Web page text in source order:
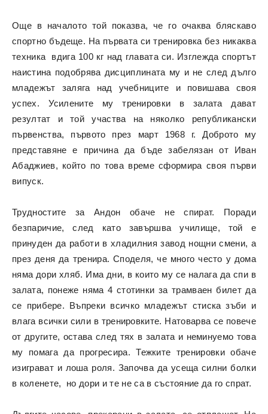
Още в началото той показва, че го очаква бляскаво
спортно бъдеще. На първата си тренировка без никаква
техника вдига 100 кг над главата си. Изглежда спортът
наистина подобрява дисциплината му и не след дълго
младежът заляга над учебниците и повишава своя
успех. Усилените му тренировки в залата дават
резултат и той участва на няколко републикански
първенства, първото през март 1968 г. Доброто му
представяне е причина да бъде забелязан от Иван
Абаджиев, който по това време сформира своя първи
випуск.
Трудностите за Андон обаче не спират. Поради
безпаричие, след като завършва училище, той е
принуден да работи в хладилния завод нощни смени, а
през деня да тренира. Споделя, че много често у дома
няма дори хляб. Има дни, в които му се налага да спи в
залата, понеже няма 4 стотинки за трамваен билет да
се прибере. Въпреки всичко младежът стиска зъби и
влага всички сили в тренировките. Натоварва се повече
от другите, остава след тях в залата и неминуемо това
му помага да прогресира. Тежките тренировки обаче
изиграват и лоша роля. Започва да усеща силни болки
в коленете, но дори и те не са в състояние да го спрат.